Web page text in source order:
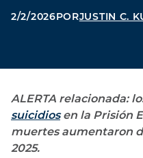
2/2/2026PORJUSTIN C.
ALERTA relacionada:
suicidiosen la Prisión
muertes aumentaron
2025.